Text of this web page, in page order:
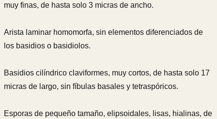
muy finas, de hasta solo 3 micras de ancho.
Arista laminar homomorfa, sin elementos diferenciados de
los basidios o basidiolos.
Basidios cilíndrico claviformes, muy cortos, de hasta solo 17
micras de largo, sin fíbulas basales y tetraspóricos.
Esporas de pequeño tamaño, elipsoidales, lisas, hialinas, de